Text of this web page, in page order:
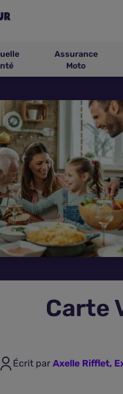
Assurance
Moto
Carte
Écrit par Axelle Rifflet,